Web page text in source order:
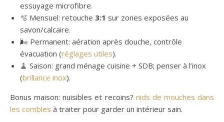
essuyage microfibre.
🫧 Mensuel: retouche 3:1 sur zones exposées au
savon/calcaire.
🌬️ Permanent: aération après douche, contrôle
évacuation (réglages utiles).
🧹 Saison: grand ménage cuisine + SDB; penser à l’inox
(brillance inox).
Bonus maison: nuisibles et recoins? nids de mouches dans
les combles à traiter pour garder un intérieur sain.